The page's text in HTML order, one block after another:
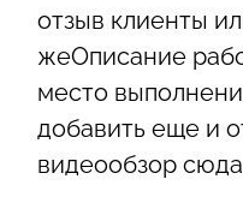
отзыв клиенты
жеОписание
место
добавить еще и
видеообзор